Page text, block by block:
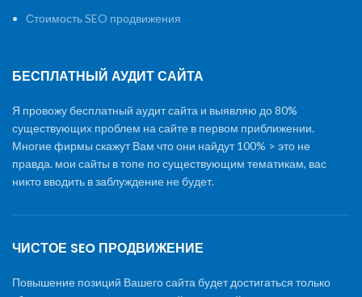
Стоимость SEO продвижения
БЕСПЛАТНЫЙ АУДИТ САЙТА
Я провожу бесплатный аудит сайта и выявляю до 80%
существующих проблем на сайте в первом приближении.
Многие фирмы скажут Вам что они найдут 100% > это не
правда. мои сайты в топе по существующим тематикам, вас
никто вводить в заблуждение не будет.
ЧИСТОЕ SEO ПРОДВИЖЕНИЕ
Повышение позиций Вашего сайта будет достигаться только